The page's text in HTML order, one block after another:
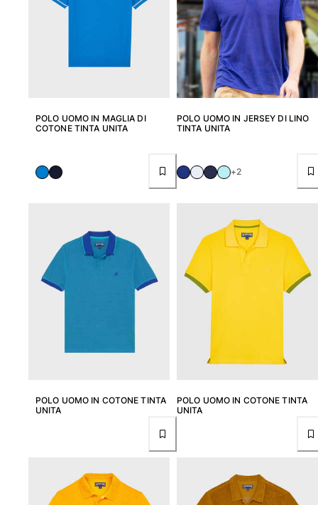
POLO UOMO IN MAGLIA DI
COTONE TINTA UNITA
POLO UOMO IN JERSEY DI LINO
TINTA UNITA
+2
POLO UOMO IN COTONE TINTA
UNITA
POLO UOMO IN COTONE TINTA
UNITA